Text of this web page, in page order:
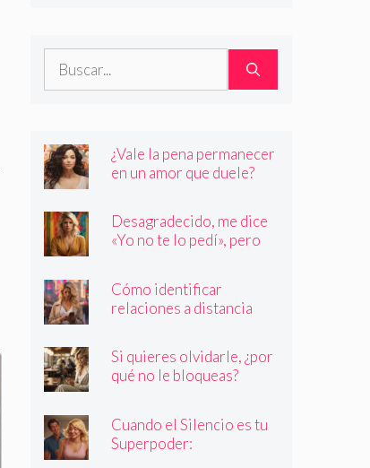
Buscar:
¿Vale la pena permanecer
en un amor que duele?
Desagradecido, me dice
«Yo no te lo pedí», pero
Cómo identificar
relaciones a distancia
Si quieres olvidarle, ¿por
qué no le bloqueas?
Cuando el Silencio es tu
Superpoder: